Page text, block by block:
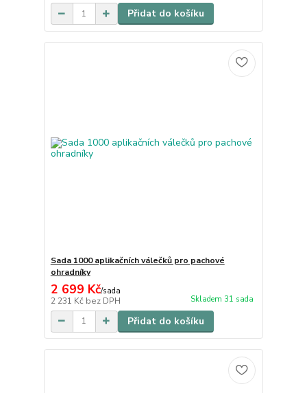
Přidat do košíku
Sada 1000 aplikačních válečků pro pachové
ohradníky
2 699 Kč/sada
2 231 Kč bez DPH Skladem 31 sada
Přidat do košíku